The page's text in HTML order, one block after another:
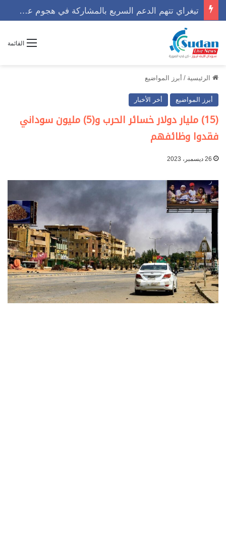
القائمة
الرئيسية / أبرز المواضيع
أبرز المواضيع أخر الأخبار
(15) مليار دولار خسائر الحرب و(5) مليون سوداني
فقدوا وظائفهم
26 ديسمبر، 2023